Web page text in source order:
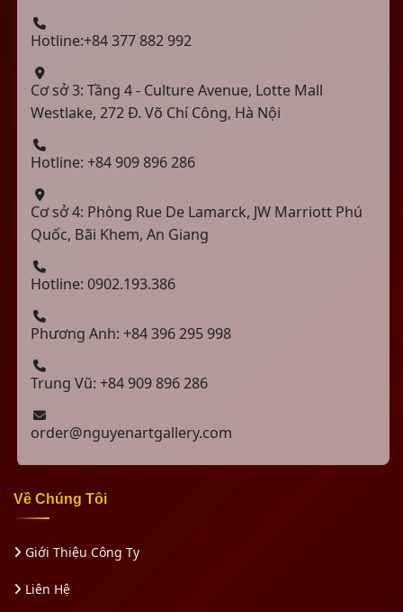
Hotline:+84 377 882 992
Cơ sở 3: Tầng 4 - Culture Avenue, Lotte Mall
Westlake, 272 Đ. Võ Chí Công, Hà Nội
Hotline: +84 909 896 286
Cơ sở 4: Phòng Rue De Lamarck, JW Marriott Phú
Quốc, Bãi Khem, An Giang
Hotline: 0902.193.386
Phương Anh: +84 396 295 998
Trung Vũ: +84 909 896 286
order@nguyenartgallery.com
Về Chúng Tôi
Giới Thiệu Công Ty
Liên Hệ